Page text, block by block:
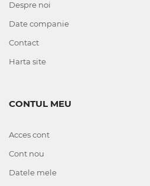
Despre noi
Date companie
Contact
Harta site
CONTUL MEU
Acces cont
Cont nou
Datele mele